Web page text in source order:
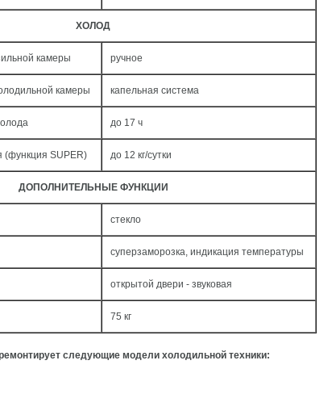
ХОЛОД
камеры ручное
камеры капельная система
до 17 ч
(функция SUPER) до 12 кг/cутки
ДОПОЛНИТЕЛЬНЫЕ ФУНКЦИИ
стекло
суперзаморозка, индикация температуры
открытой двери - звуковая
75 кг
следующие модели холодильной техники: